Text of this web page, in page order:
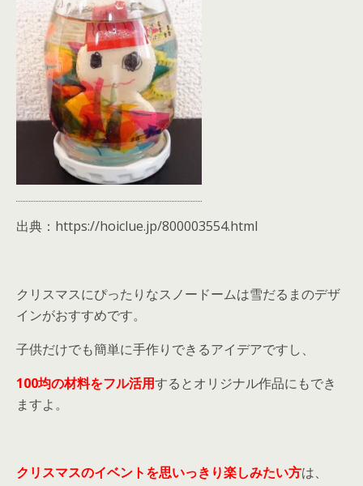
出典：https://hoiclue.jp/800003554.html
クリスマスにぴったりなスノードームは雪だるまのデザ
インがおすすめです。
子供だけでも簡単に手作りできるアイデアですし、
100均の材料をフル活用するとオリジナル作品にもでき
ますよ。
クリスマスのイベントを思いっきり楽しみたい方は、